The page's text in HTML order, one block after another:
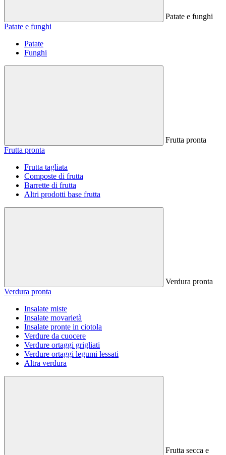
Patate e funghi
Patate e funghi
Patate
Funghi
Frutta pronta
Frutta pronta
Frutta tagliata
Composte di frutta
Barrette di frutta
Altri prodotti base frutta
Verdura pronta
Verdura pronta
Insalate miste
Insalate movarietà
Insalate pronte in ciotola
Verdure da cuocere
Verdure ortaggi grigliati
Verdure ortaggi legumi lessati
Altra verdura
Frutta secca e